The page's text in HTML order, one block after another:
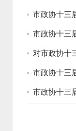
市政协十三
市政协十三
对市政协十
市政协十三
市政协十三